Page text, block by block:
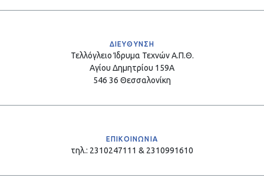
ΔΙΕΥΘΥΝΣΗ
Τελλόγλειο Ίδρυμα Τεχνών Α.Π.Θ.
Αγίου Δημητρίου 159Α
546 36 Θεσσαλονίκη
ΕΠΙΚΟΙΝΩΝΙΑ
τηλ.: 2310247111 & 2310991610